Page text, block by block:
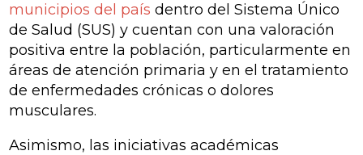
municipios del país dentro del Sistema Único
de Salud (SUS) y cuentan con una valoración
positiva entre la población, particularmente en
áreas de atención primaria y en el tratamiento
de enfermedades crónicas o dolores
musculares.
Asimismo, las iniciativas académicas